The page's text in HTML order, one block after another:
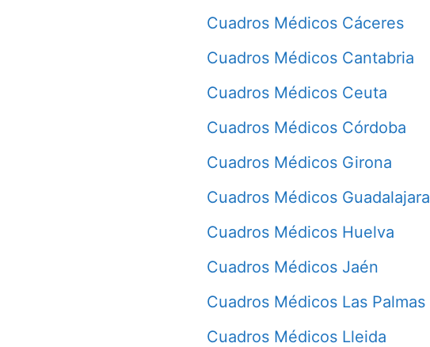
Cuadros Médicos Cáceres
Cuadros Médicos Cantabria
Cuadros Médicos Ceuta
Cuadros Médicos Córdoba
Cuadros Médicos Girona
Cuadros Médicos Guadalajara
Cuadros Médicos Huelva
Cuadros Médicos Jaén
Cuadros Médicos Las Palmas
Cuadros Médicos Lleida